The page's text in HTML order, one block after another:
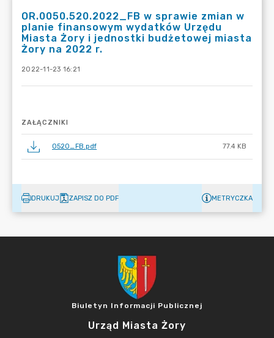
OR.0050.520.2022_FB w sprawie zmian w
planie finansowym wydatków Urzędu
Miasta Żory i jednostki budżetowej miasta
Żory na 2022 r.
2022-11-23 16:21
ZAŁĄCZNIKI
0520_FB.pdf 77.4 KB
DRUKUJ ZAPISZ DO PDF METRYCZKA
Biuletyn Informacji Publicznej
Urząd Miasta Żory